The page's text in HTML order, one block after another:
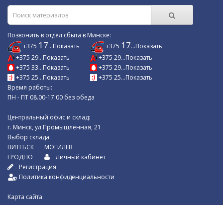
Позвонить в отдел сбыта в Минске:
+375 17...Показать
+375 29...Показать
+375 33...Показать
+375 25...Показать
+375 17...Показать
+375 29...Показать
+375 29...Показать
+375 25...Показать
Время работы:
ПН - ПТ 08.00-17.00 без обеда
Центральный офис и склад:
г. Минск, ул.Промышленная, 21
Выбор склада:
ВИТЕБСК
ГРОДНО
МОГИЛЕВ
Личный кабинет
Регистрация
Политика конфиденциальности
Карта сайта